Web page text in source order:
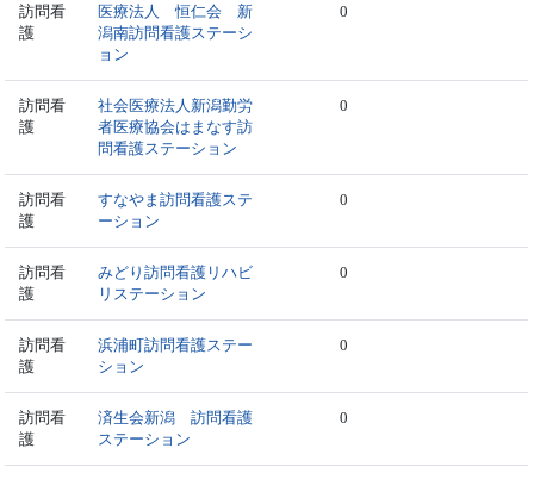
訪問看
護
医療法人 恒仁会 新
潟南訪問看護ステーシ
ョン
0
訪問看
護
社会医療法人新潟勤労
者医療協会はまなす訪
問看護ステーション
0
訪問看
護
すなやま訪問看護ステ
ーション
0
訪問看
護
みどり訪問看護リハビ
リステーション
0
訪問看
護
浜浦町訪問看護ステー
ション
0
訪問看
護
済生会新潟 訪問看護
ステーション
0